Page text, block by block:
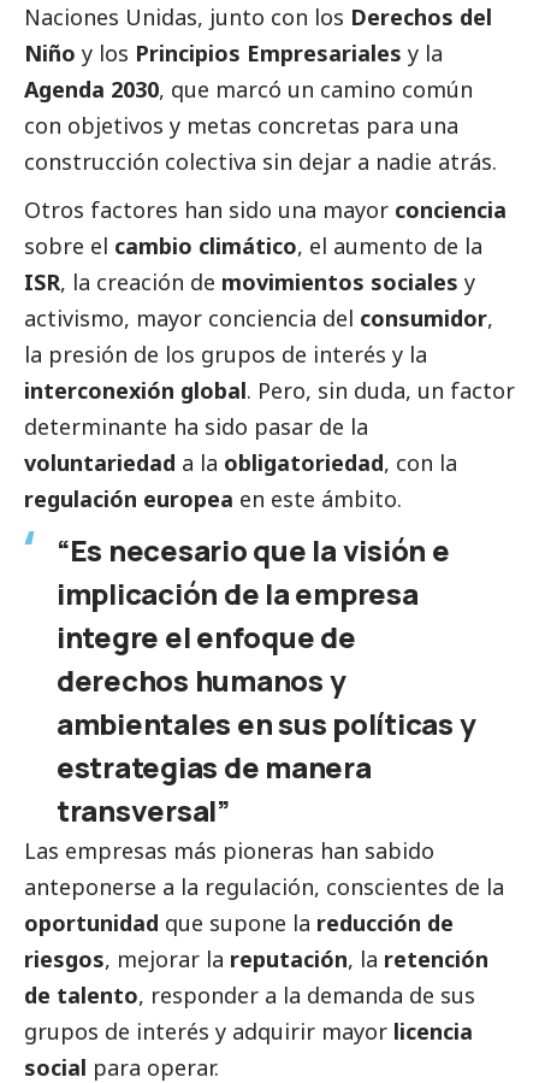
Naciones Unidas, junto con los Derechos del
Niño y los Principios Empresariales y la
Agenda 2030, que marcó un camino común
con objetivos y metas concretas para una
construcción colectiva sin dejar a nadie atrás.
Otros factores han sido una mayor conciencia
sobre el cambio climático, el aumento de la
ISR, la creación de movimientos sociales y
activismo, mayor conciencia del consumidor,
la presión de los grupos de interés y la
interconexión global. Pero, sin duda, un factor
determinante ha sido pasar de la
voluntariedad a la obligatoriedad, con la
regulación europea en este ámbito.
“Es necesario que la visión e
implicación de la empresa
integre el enfoque de
derechos humanos y
ambientales en sus políticas y
estrategias de manera
transversal”
Las empresas más pioneras han sabido
anteponerse a la regulación, conscientes de la
oportunidad que supone la reducción de
riesgos, mejorar la reputación, la retención
de talento, responder a la demanda de sus
grupos de interés y adquirir mayor licencia
social para operar.